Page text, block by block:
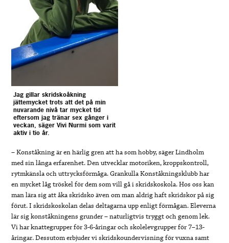
Jag gillar skridskoåkning
jättemycket trots att det på min
nuvarande nivå tar mycket tid
eftersom jag tränar sex gånger i
veckan, säger Vivi Nurmi som varit
aktiv i tio år.
– Konståkning är en härlig gren att ha som hobby, säger Lindholm
med sin långa erfarenhet. Den utvecklar motoriken, kroppskontroll,
rytmkänsla och uttrycksförmåga. Grankulla Konståkningsklubb har
en mycket låg tröskel för dem som vill gå i skridskoskola. Hos oss kan
man lära sig att åka skridsko även om man aldrig haft skridskor på sig
förut. I skridskoskolan delas deltagarna upp enligt förmågan. Eleverna
lär sig konståkningens grunder – naturligtvis tryggt och genom lek.
Vi har knattegrupper för 3-6-åringar och skolelevgrupper för 7–13-
åringar. Dessutom erbjuder vi skridskoundervisning för vuxna samt